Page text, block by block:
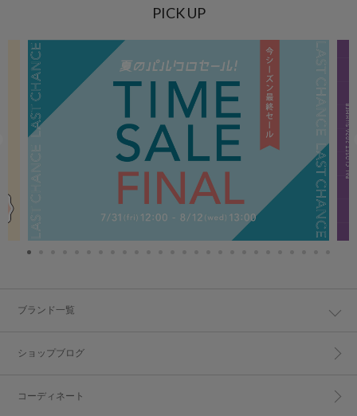
PICK UP
ブランド一覧
ショップブログ
コーディネート